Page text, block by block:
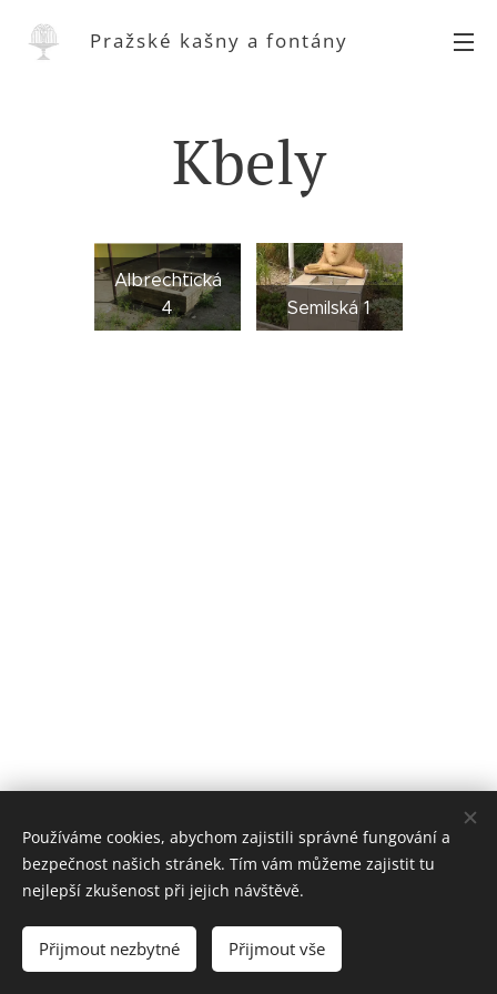
Pražské kašny a fontány
Kbely
Albrechtická
4
Semilská 1
© Pavel Dvořák, Tomáš Podařil
Cookies
Používáme cookies, abychom zajistili správné fungování a
bezpečnost našich stránek. Tím vám můžeme zajistit tu
nejlepší zkušenost při jejich návštěvě.
Přijmout nezbytné Přijmout vše